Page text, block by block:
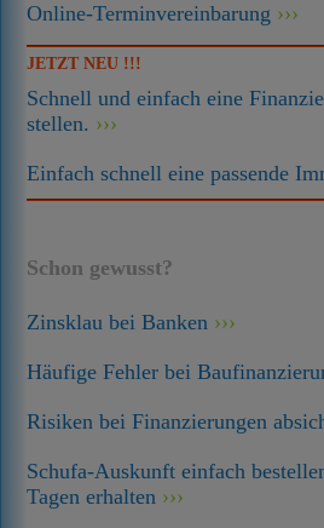
Online-Terminvereinbarung
JETZT NEU !!!
Schnell und einfach eine
stellen.
Einfach schnell eine passende
Schon gewusst?
Zinsklau bei Banken
Häufige Fehler bei
Risiken bei Finanzierungen
Schufa-Auskunft einfach
Tagen erhalten